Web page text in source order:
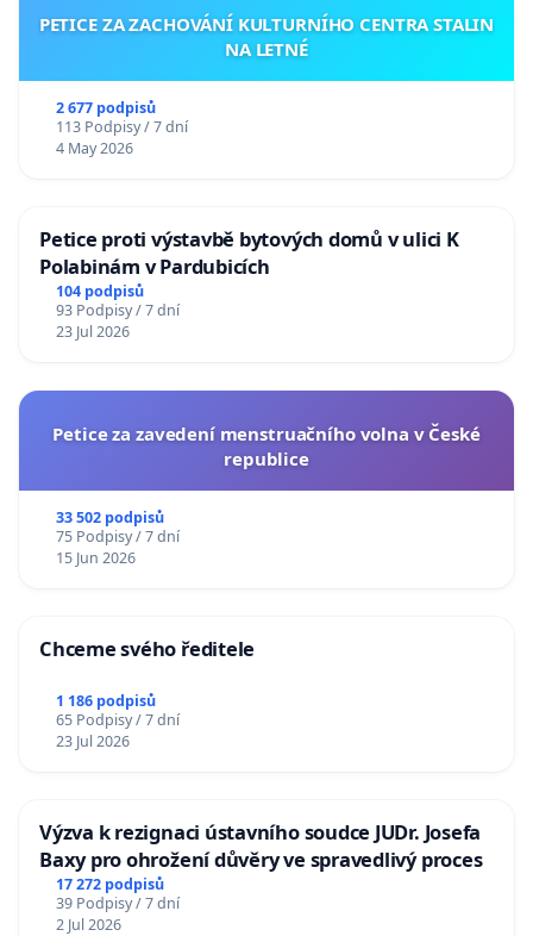
PETICE ZA ZACHOVÁNÍ KULTURNÍHO CENTRA STALIN
NA LETNÉ
2 677 podpisů
113 Podpisy / 7 dní
4 May 2026
Petice proti výstavbě bytových domů v ulici K
Polabinám v Pardubicích
104 podpisů
93 Podpisy / 7 dní
23 Jul 2026
Petice za zavedení menstruačního volna v České
republice
33 502 podpisů
75 Podpisy / 7 dní
15 Jun 2026
Chceme svého ředitele
1 186 podpisů
65 Podpisy / 7 dní
23 Jul 2026
Výzva k rezignaci ústavního soudce JUDr. Josefa
Baxy pro ohrožení důvěry ve spravedlivý proces
17 272 podpisů
39 Podpisy / 7 dní
2 Jul 2026